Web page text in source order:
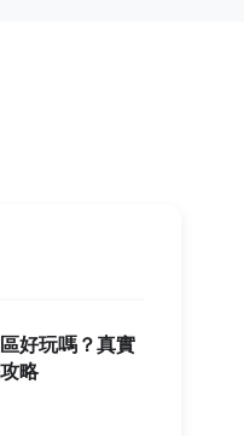
好玩嗎？真實
略